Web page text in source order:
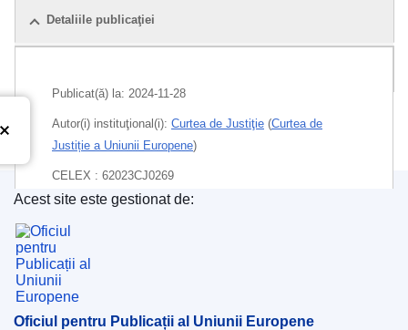
Detaliile publicaţiei
Publicat(ă) la: 2024-11-28
Autor(i) instituţional(i): Curtea de Justiţie (Curtea de
Justiție a Uniunii Europene)
CELEX : 62023CJ0269
ECLI : ECLI:EU:C:2024:984
Oficiul pentru Publicații al Uniunii Europene
Acest site este gestionat de:
Oficiul pentru Publicații al Uniunii Europene